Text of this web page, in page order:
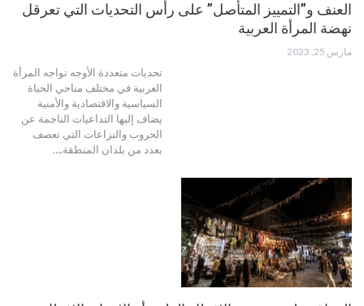
العنف و”التمييز المتأصل” على رأس التحديات التي تعرقل
نهضة المرأة العربية
مارس 25, 2023
تحديات متعددة الأوجه تواجه المرأة
العربية في مختلف مناحي الحياة
السياسية والاقتصادية والأمنية
يضاف إليها التداعيات الناجمة عن
الحروب والنزاعات التي تعصف
بعدد من بلدان المنطقة.…